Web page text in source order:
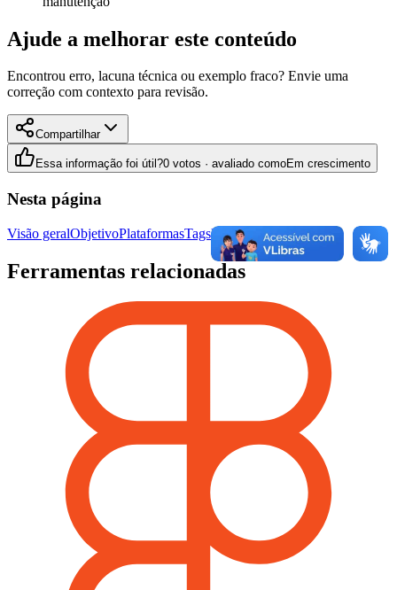
Ajude a melhorar este conteúdo
Encontrou erro, lacuna técnica ou exemplo fraco? Envie uma
correção com contexto para revisão.
Compartilhar
Essa informação foi útil?0 votos · avaliado comoEm crescimento
Nesta página
Visão geralObjetivoPlataformasTagsUso estratégico
Ferramentas relacionadas